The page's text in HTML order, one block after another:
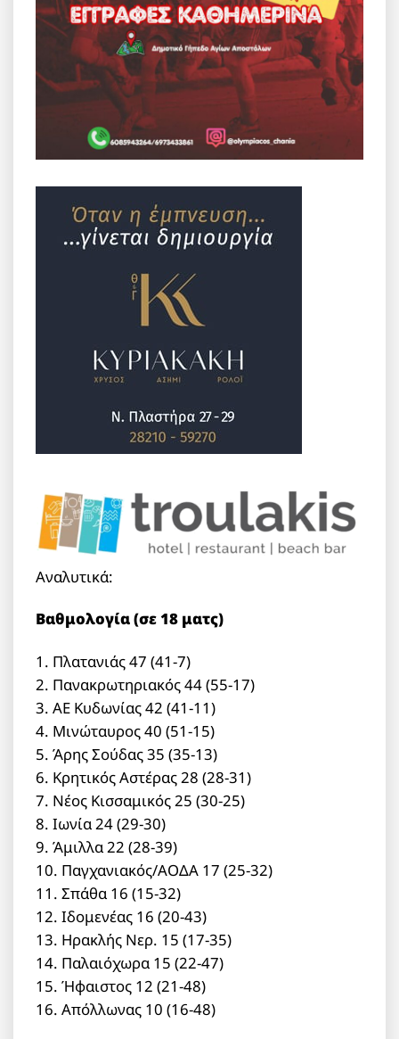
Αναλυτικά:
Βαθμολογία (σε 18 ματς)
1. Πλατανιάς 47 (41-7)
2. Πανακρωτηριακός 44 (55-17)
3. ΑΕ Κυδωνίας 42 (41-11)
4. Μινώταυρος 40 (51-15)
5. Άρης Σούδας 35 (35-13)
6. Κρητικός Αστέρας 28 (28-31)
7. Νέος Κισσαμικός 25 (30-25)
8. Ιωνία 24 (29-30)
9. Άμιλλα 22 (28-39)
10. Παγχανιακός/ΑΟΔΑ 17 (25-32)
11. Σπάθα 16 (15-32)
12. Ιδομενέας 16 (20-43)
13. Ηρακλής Νερ. 15 (17-35)
14. Παλαιόχωρα 15 (22-47)
15. Ήφαιστος 12 (21-48)
16. Απόλλωνας 10 (16-48)